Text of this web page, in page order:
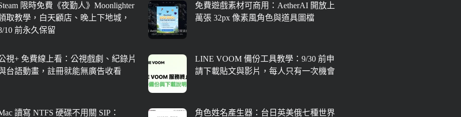
限時免費《夜勤人》Moonlighter
取教學，白天顧店、晚上下地城，
10 前永久保留
免費遊戲素材可商用：AetherAI 開放上
萬張 32px 像素風角色與道具圖檔
視+ 免費線上看：公視戲劇、紀錄片
台語動畫，註冊就能無廣告收看
LINE VOOM 備份工具教學：9/30 前申
請下載貼文與影片，每人只有一次機會
讀寫 NTFS 硬碟不用關 SIP： 角色姓名產生器：台日英美俄七種世界